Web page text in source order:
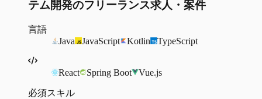
テム開発のフリーランス求人・案件
言語
Java
JavaScript Kotlin TypeScript
React Spring Boot Vue.js
必須スキル